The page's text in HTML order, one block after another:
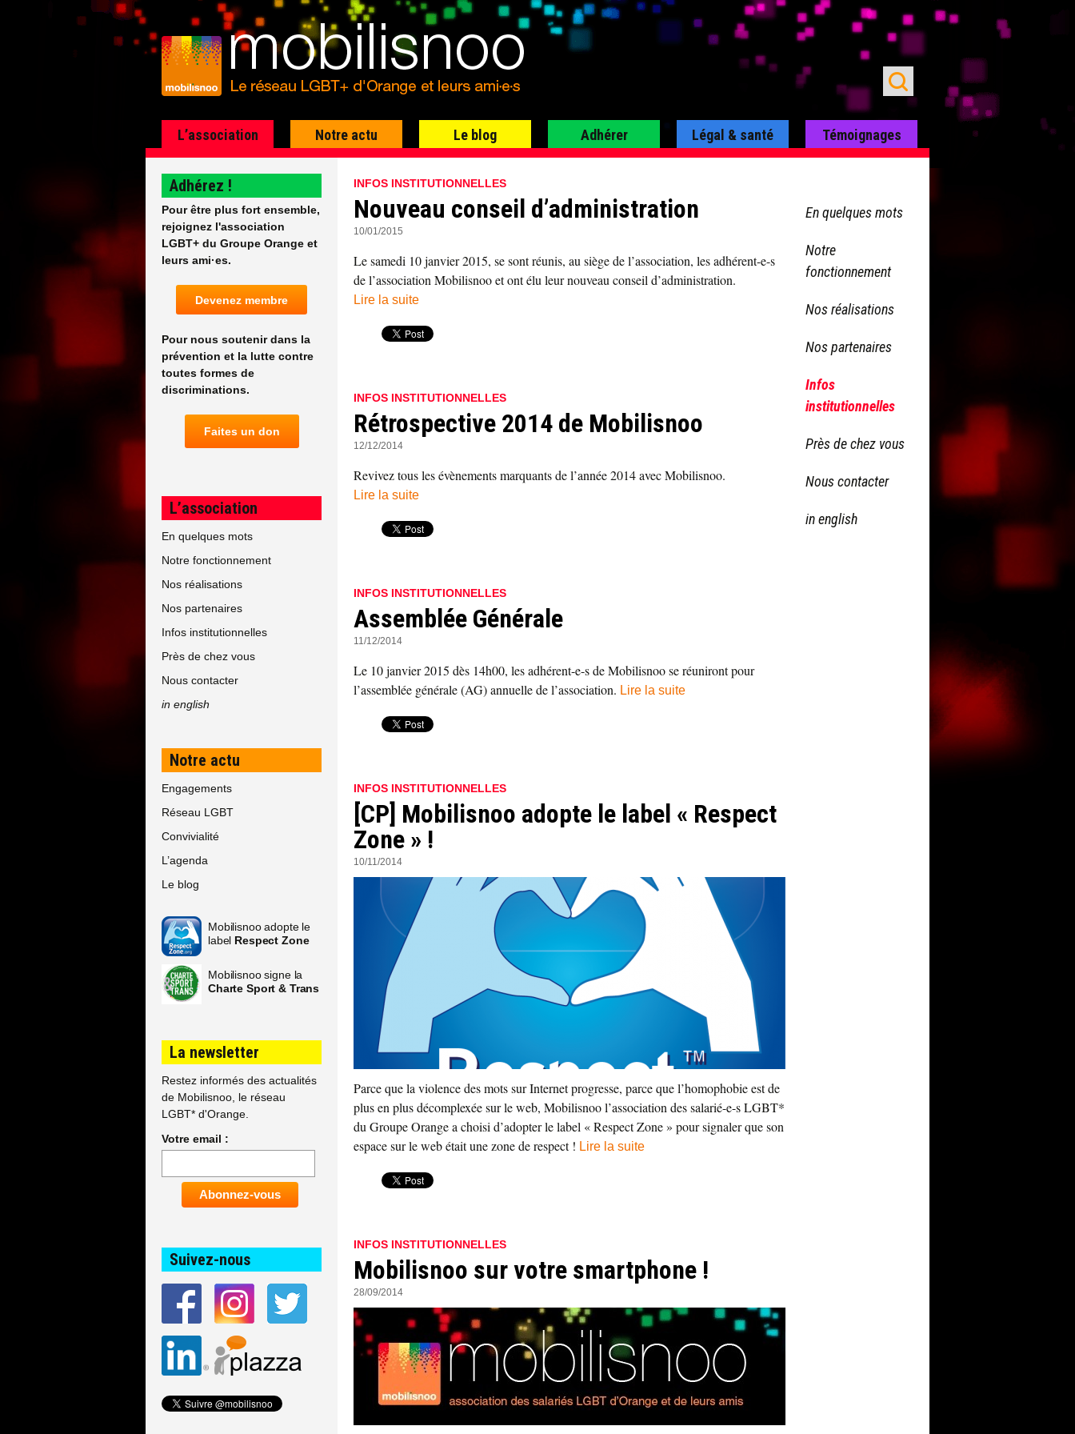
L’association Notre actu Le blog Adhérer Légal & santé Témoignages
INFOS INSTITUTIONNELLES
Nouveau conseil d’administration
10/01/2015
Le samedi 10 janvier 2015, se sont réunis, au siège de l’association, les adhérent-e-s
de l’association Mobilisnoo et ont élu leur nouveau conseil d’administration.
Lire la suite
INFOS INSTITUTIONNELLES
Rétrospective 2014 de Mobilisnoo
12/12/2014
Revivez tous les évènements marquants de l’année 2014 avec Mobilisnoo.
Lire la suite
INFOS INSTITUTIONNELLES
Assemblée Générale
11/12/2014
Le 10 janvier 2015 dès 14h00, les adhérent-e-s de Mobilisnoo se réuniront pour
l’assemblée générale (AG) annuelle de l’association. Lire la suite
INFOS INSTITUTIONNELLES
[CP] Mobilisnoo adopte le label « Respect
Zone » !
10/11/2014
Parce que la violence des mots sur Internet progresse, parce que l’homophobie est de
plus en plus décomplexée sur le web, Mobilisnoo l’association des salarié-e-s LGBT*
du Groupe Orange a choisi d’adopter le label « Respect Zone » pour signaler que son
espace sur le web était une zone de respect ! Lire la suite
INFOS INSTITUTIONNELLES
Mobilisnoo sur votre smartphone !
28/09/2014
Adhérez !
Pour être plus fort ensemble,
rejoignez l'association
LGBT+ du Groupe Orange et
leurs ami·es.
Devenez membre
Pour nous soutenir dans la
prévention et la lutte contre
toutes formes de
discriminations.
Faites un don
L’association
En quelques mots
Notre fonctionnement
Nos réalisations
Nos partenaires
Infos institutionnelles
Près de chez vous
Nous contacter
in english
Notre actu
Engagements
Réseau LGBT
Convivialité
L’agenda
Le blog
Mobilisnoo adopte le
label Respect Zone
Mobilisnoo signe la
Charte Sport & Trans
La newsletter
Restez informés des actualités
de Mobilisnoo, le réseau
LGBT* d'Orange.
Votre email :
Suivez-nous
En quelques mots
Notre
fonctionnement
Nos réalisations
Nos partenaires
Infos
institutionnelles
Près de chez vous
Nous contacter
in english